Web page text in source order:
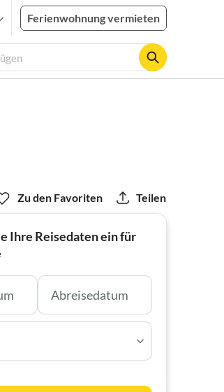
Ferienwohnung vermieten
Zu den Favoriten Teilen
Ihre Reisedaten ein für